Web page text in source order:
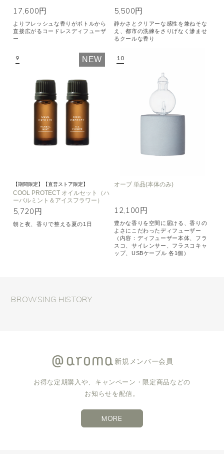
17,600円
よりフレッシュな香りがボトルから
直接広がるコードレスディフューザ
ー
5,500円
静かさとクリアーな感性を兼ねそな
え、都市の洗練をさりげなく滲ませ
るクールな香り
NEW
【期間限定】【直営ストア限定】
COOL PROTECT オイルセット（ハ
ーバルミント＆アイスフラワー）
5,720円
朝と夜、香りで整える夏の1日
オーブ 単品(本体のみ)
12,100円
豊かな香りを空間に届ける、香りの
よさにこだわったディフューザー
（内容：ディフューザー本体、フラ
スコ、サイレンサー、フラスコキャ
ップ、USBケーブル 各1個）
BROWSING HISTORY
新規メンバー会員
お得な定期購入や、キャンペーン・限定商品などの
お知らせを配信。
MORE